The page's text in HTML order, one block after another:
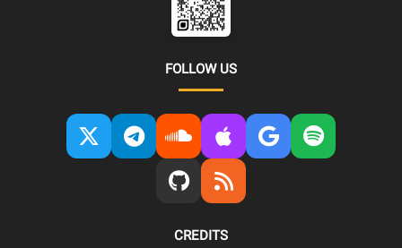
FOLLOW US
CREDITS